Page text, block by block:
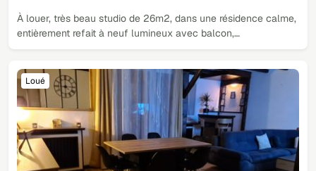
À louer, très beau studio de 26m2, dans une résidence calme,
entièrement refait à neuf lumineux avec balcon,…
Loué